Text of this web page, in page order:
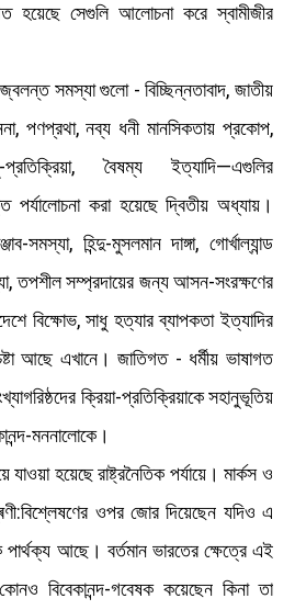
হয়েছে সেগুলি আলোচনা করে স্বামীজীর
সমস্যা গুলো - বিচ্ছিন্নতাবাদ, জাতীয়
পণপ্রথা, নব্য ধনী মানসিকতায় প্রকোপ,
প্রতিক্রিয়া, বৈষম্য ইত্যাদি—এগুলির
পর্যালোচনা করা হয়েছে দ্বিতীয় অধ্যায়।
সমস্যা, হিন্দু-মুসলমান দাঙ্গা, গোর্খাল্যান্ড
তপশীল সম্প্রদায়ের জন্য আসন-সংরক্ষণের
বিক্ষোভ, সাধু হত্যার ব্যাপকতা ইত্যাদির
আছে এখানে। জাতিগত - ধর্মীয় ভাষাগত
ক্রিয়া-প্রতিক্রিয়াকে সহানুভূতিয়
মননালােকে।
যাওয়া হয়েছে রাষ্ট্রনৈতিক পর্যায়ে। মার্কস ও
ওপর জোর দিয়েছেন যদিও এ
আছে। বর্তমান ভারতের ক্ষেত্রে এই
বিবেকানন্দ-গবেষক কয়েছেন কিনা তা